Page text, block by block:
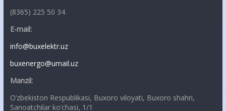
(8365) 225 50 34
E-mail:
info@buxelektr.uz
buxenergo@umail.uz
Manzil:
O’zbekiston Respublikasi, Buxoro viloyati, Buxoro shahri,
Sanoatchilar ko’chasi, 1/1